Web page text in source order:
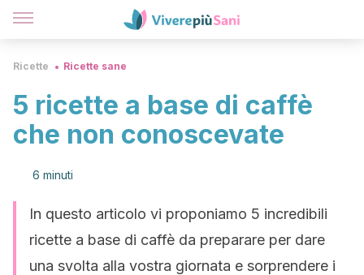
Ricette Ricette sane
5 ricette a base di caffè
che non conoscevate
6 minuti
In questo articolo vi proponiamo 5 incredibili
ricette a base di caffè da preparare per dare
una svolta alla vostra giornata e sorprendere i